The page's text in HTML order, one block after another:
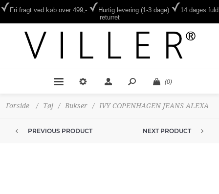
Fri fragt ved køb over 499,- Hurtig levering (1-3 dage)
14 dages fuld
returret
(0)
Forside / Tøj / Bukser / IVY COPENHAGEN JEANS ALEXA
PREVIOUS PRODUCT NEXT PRODUCT